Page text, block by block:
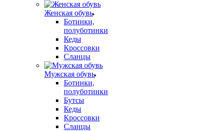
Женская обувь
Ботинки,
полуботинки
Кеды
Кроссовки
Сланцы
Мужская обувь
Ботинки,
полуботинки
Бутсы
Кеды
Кроссовки
Сланцы